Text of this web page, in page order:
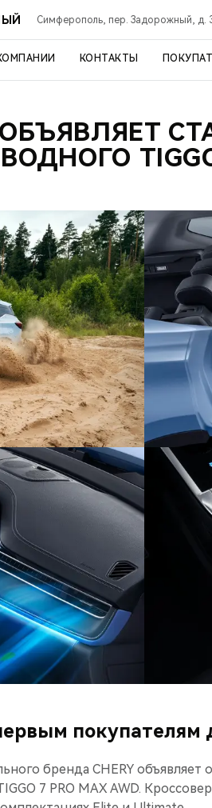
Симферополь, пер. Задорожный, д.
КОНТАКТЫ
ОБЪЯВЛЯЕТ
TIGGO
покупателям
бренда CHERY объявляет
7 PRO MAX AWD.